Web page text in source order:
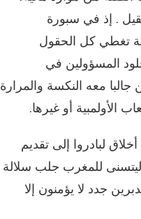
. إذ في سبورة
تغطي كل الحقول
المسؤولين في
معه النكسة والمرارة
أو غيرها.
لبادروا إلى تقديم
للمغرب جلب سلالة
جدد لا يؤمنون إلا